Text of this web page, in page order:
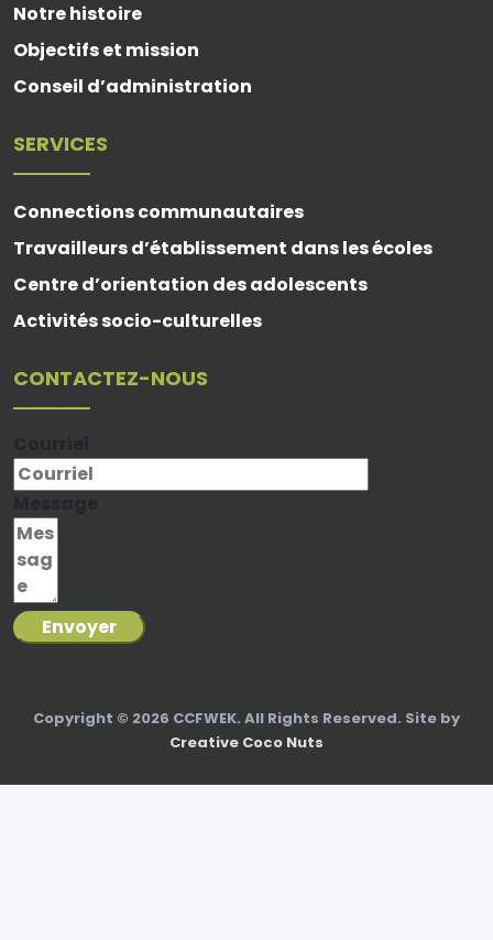
Notre histoire
Objectifs et mission
Conseil d’administration
SERVICES
Connections communautaires
Travailleurs d’établissement dans les écoles
Centre d’orientation des adolescents
Activités socio-culturelles
CONTACTEZ-NOUS
Envoyer
Copyright © 2026 CCFWEK. All Rights Reserved. Site by
Creative Coco Nuts